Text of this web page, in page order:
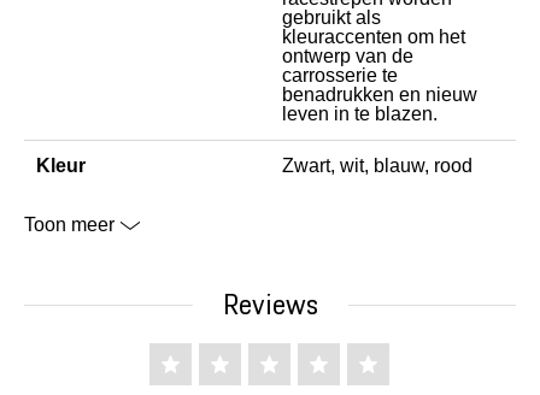
gebruikt als
kleuraccenten om het
ontwerp van de
carrosserie te
benadrukken en nieuw
leven in te blazen.
Kleur Zwart, wit, blauw, rood
Toon meer
Reviews